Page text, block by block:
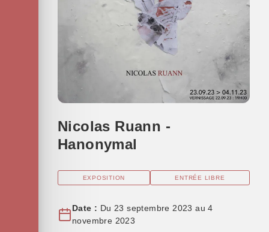
Nicolas Ruann -
Hanonymal
EXPOSITION ENTRÉE LIBRE
Date : Du 23 septembre 2023 au 4
novembre 2023